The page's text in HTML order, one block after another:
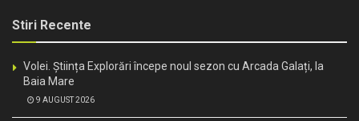
Stiri Recente
Volei. Știința Explorări începe noul sezon cu Arcada Galați, la
Baia Mare
9 AUGUST 2026